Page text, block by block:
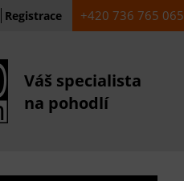
Registrace +420 736 765 065
Váš specialista
na pohodlí